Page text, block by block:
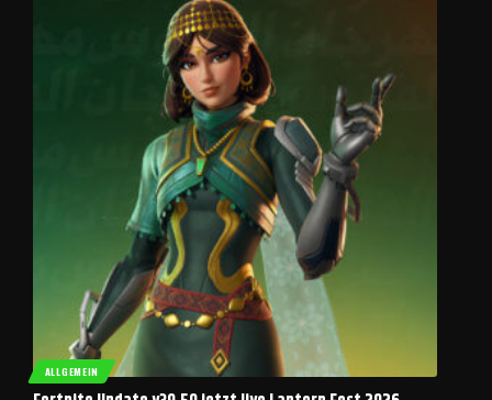
ALLGEMEIN